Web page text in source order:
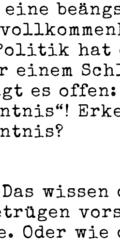
eine
hat
einem
es
Oder wie